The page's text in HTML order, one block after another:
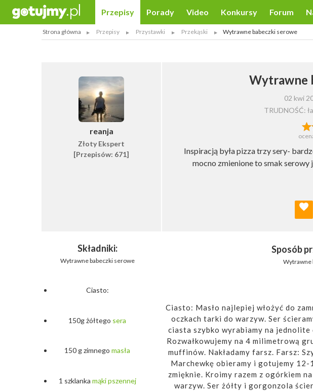
Przepisy Porady Video Konkursy Forum
Strona główna Przepisy Przystawki Przekąski Wytrawne babeczki serowe
reanja
Złoty Ekspert
[Przepisów: 671]
Wytrawne
02 kwi
TRUDNOŚĆ:
Inspiracją była pizza trzy sery-
mocno zmienione to smak serowy
Składniki:
Wytrawne babeczki serowe
Ciasto:
150g żółtego sera
150 g zimnego masła
1 szklanka mąki pszennej
Sposób
Wytrawne
Ciasto: Masło najlepiej włożyć do
oczkach tarki do warzyw. Ser
ciasta szybko wyrabiamy na jednolite
Rozwałkowujemy na 4 milimetrową
muffinów. Nakładamy farsz. Farsz:
Marchewkę obieramy i gotujemy
zmięknie. Kroimy razem z ogórkiem
warzyw. Ser żółty i gorgonzola